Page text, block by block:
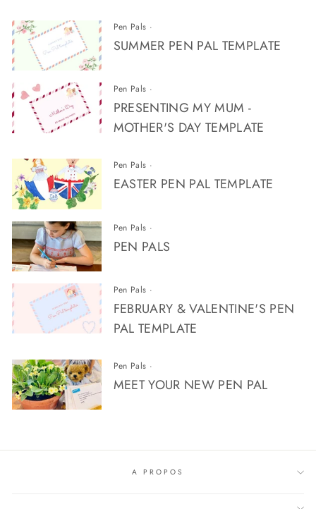
Pen Pals ·
SUMMER PEN PAL TEMPLATE
Pen Pals ·
PRESENTING MY MUM -
MOTHER'S DAY TEMPLATE
Pen Pals ·
EASTER PEN PAL TEMPLATE
Pen Pals ·
PEN PALS
Pen Pals ·
FEBRUARY & VALENTINE'S PEN
PAL TEMPLATE
Pen Pals ·
MEET YOUR NEW PEN PAL
A PROPOS